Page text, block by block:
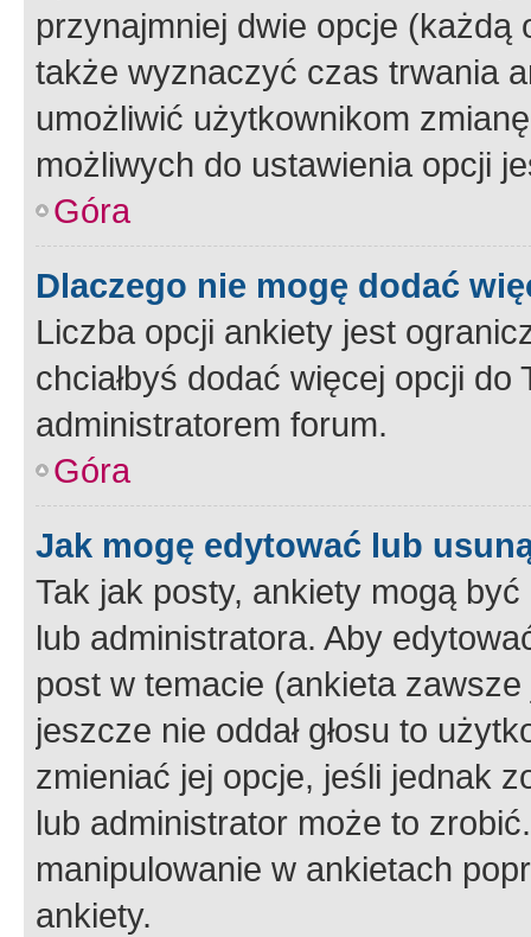
przynajmniej dwie opcje
także wyznaczyć czas trwania
umożliwić użytkownikom
możliwych do ustawienia opcji
Góra
Dlaczego nie mogę dodać
Liczba opcji ankiety jest
chciałbyś dodać więcej opcji
administratorem forum.
Góra
Jak mogę edytować lub
Tak jak posty, ankiety mogą
lub administratora. Aby
post w temacie (ankieta
jeszcze nie oddał głosu to
zmieniać jej opcje, jeśli jednak
lub administrator może to
manipulowanie w ankietach
ankiety.